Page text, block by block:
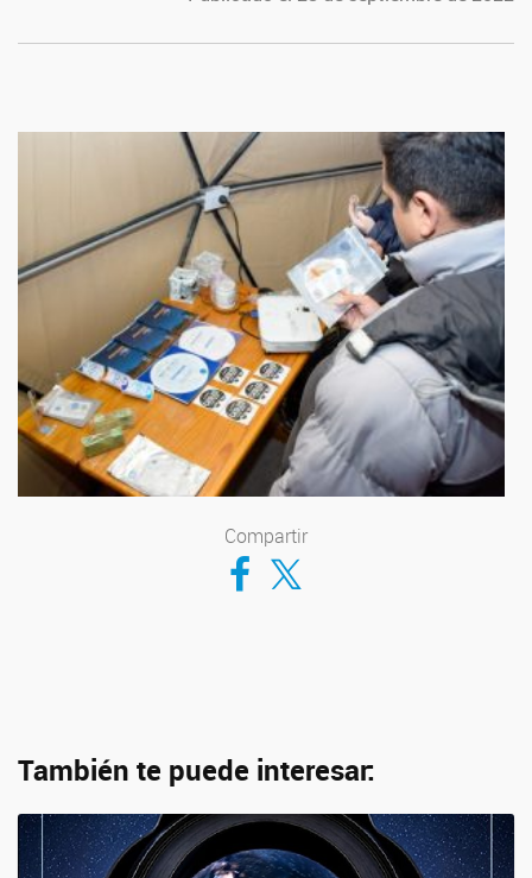
Compartir
Compartir en Facebook
Compartir en Twitter
También te puede interesar: